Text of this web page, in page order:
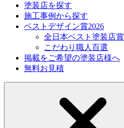
塗装店を探す
施工事例から探す
ベストデザイン賞2026
全日本ベスト塗装店賞
こだわり職人百選
掲載をご希望の塗装店様へ
無料お見積